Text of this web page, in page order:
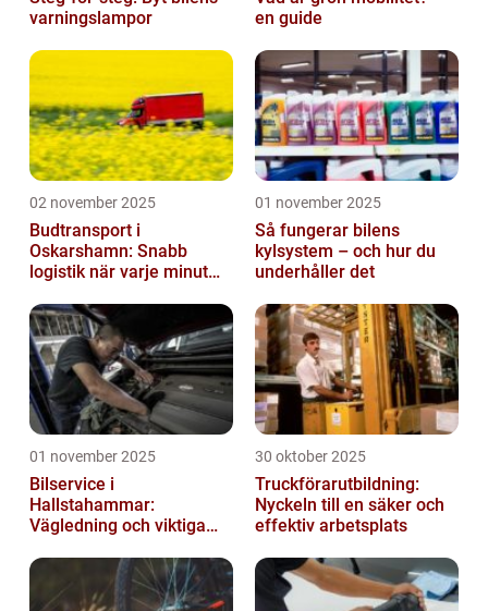
varningslampor
en guide
02 november 2025
Budtransport i
Oskarshamn: Snabb
logistik när varje minut
01 november 2025
Så fungerar bilens
kylsystem – och hur du
underhåller det
01 november 2025
Bilservice i
Hallstahammar:
Vägledning och viktiga
30 oktober 2025
Truckförarutbildning:
Nyckeln till en säker och
effektiv arbetsplats